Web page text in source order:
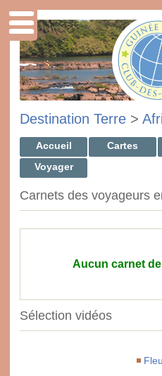
Destination Terre >
Accueil Cartes
Voyager
Carnets des voyageurs
Aucun carnet
Sélection vidéos